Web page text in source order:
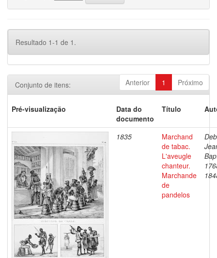
Resultado 1-1 de 1.
Anterior 1 Próximo
Conjunto de itens:
Pré-visualização
Data do
documento
Título
1835
Marchand
de tabac.
L'aveugle
chanteur.
Marchande
de
pandelos